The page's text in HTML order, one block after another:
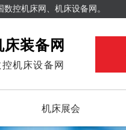
控机床网、机床设备网。
装备网
机床设备网
机床展会